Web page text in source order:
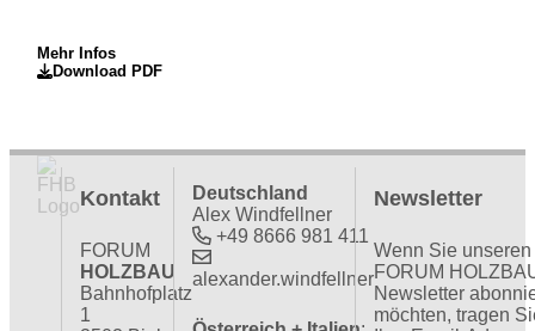
Mehr Infos
Download PDF
Kontakt
FORUM
HOLZBAU
Bahnhofplatz
1
Deutschland
Alex Windfellner
+49 8666 981 411
alexander.windfellner
Newsletter
Wenn Sie unseren
FORUM
Newsletter
möchten, tragen